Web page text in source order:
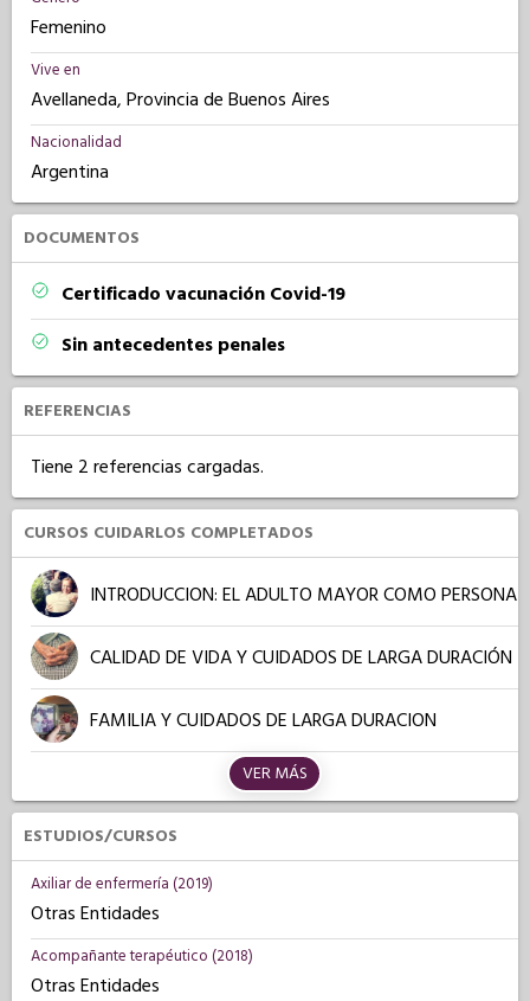
Femenino
Vive en
Avellaneda, Provincia de Buenos Aires
Nacionalidad
Argentina
DOCUMENTOS
Certificado vacunación Covid-19
Sin antecedentes penales
REFERENCIAS
Tiene 2 referencias cargadas.
CURSOS CUIDARLOS COMPLETADOS
INTRODUCCION: EL ADULTO MAYOR COMO PERSONA
CALIDAD DE VIDA Y CUIDADOS DE LARGA DURACIÓN
FAMILIA Y CUIDADOS DE LARGA DURACION
VER MÁS
ESTUDIOS/CURSOS
Axiliar de enfermería (2019)
Otras Entidades
Acompañante terapéutico (2018)
Otras Entidades